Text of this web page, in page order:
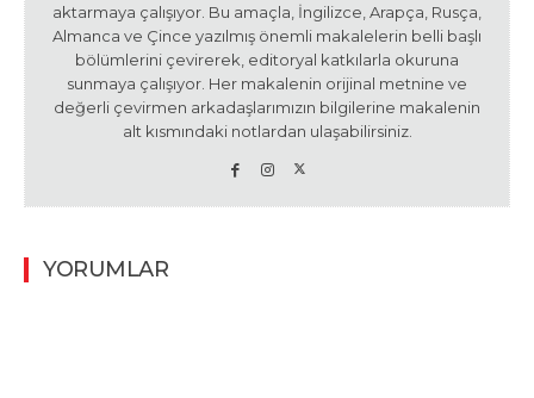
aktarmaya çalışıyor. Bu amaçla, İngilizce, Arapça, Rusça,
Almanca ve Çince yazılmış önemli makalelerin belli başlı
bölümlerini çevirerek, editoryal katkılarla okuruna
sunmaya çalışıyor. Her makalenin orijinal metnine ve
değerli çevirmen arkadaşlarımızın bilgilerine makalenin
alt kısmındaki notlardan ulaşabilirsiniz.
YORUMLAR